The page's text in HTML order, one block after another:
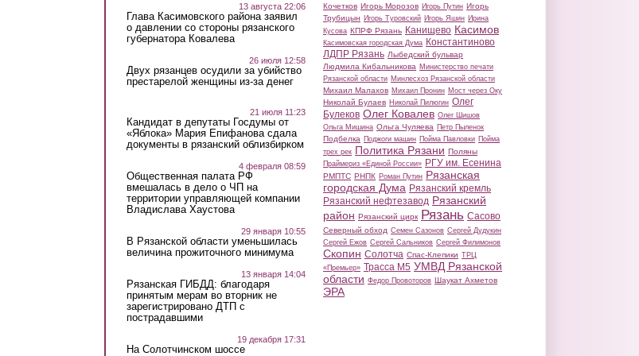
13 августа 22:06
Глава Касимовского района заявил
о давлении со стороны рязанского
губернатора Ковалева
26 июля 12:58
Двух рязанцев осудили за убийство
престарелой женщины из-за денег
21 июля 11:23
Кандидат в депутаты Госдумы от
«Яблока» Мария Епифанова сдала
документы в рязанский облизбирком
4 февраля 08:59
Общественная палата РФ
вмешалась в дело о ЧП на
территории управляющей компании
Владислава Хаустова
29 января 10:55
В Рязанской области уменьшилась
величина прожиточного минимума
13 января 14:04
Рязанская ГИБДД: благодаря
принятым мерам во вторник не
зарегистрировано ДТП с
пострадавшими
19 декабря 17:31
На Солотчинском шоссе
Кочетков Игорь Морозов Игорь Путин Игорь
Трубицын Игорь Туровский Игорь Яшин Ирина
Кусова КПРФ Рязань Канищево Касимов
Касимовская городская Дума Константиново
ЛДПР Рязань Лыбедский бульвар
Людмила Кибальникова Министерство печати
Рязанской области Минлесхоз Рязанской области
Михаил Малахов Михаил Пронин Мост через Оку
Николай Булаев Николай Пилюгин Олег
Булеков Олег Ковалев Олег Шишов
Ольга Мишина Ольга Чуляева Петр Пыленок
Подбелка Поджоги машин Пойма Павловки Пойма
трех рек Политика Рязани Поляны
Праймериз «Единой России» РГУ им. Есенина
РМПТС РНПК Роман Путин Рязанская
городская Дума Рязанский кремль
Рязанский нефтезавод Рязанский
район Рязанский цирк Рязань Сасово
Северный обход Семен Сазонов Сергей Дудукин
Сергей Ежов Сергей Сальников Сергей Филимонов
Скопин Солотча Спас-Клепики ТРЦ
«Премьер» Трасса М5 УМВД Рязанской
области Федор Провоторов Шаукат Ахметов
ЭРА